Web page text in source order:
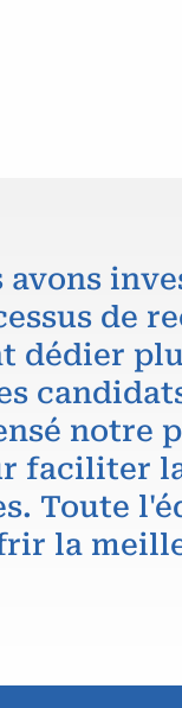
avons
de
dédier
notre
faciliter
Toute
la